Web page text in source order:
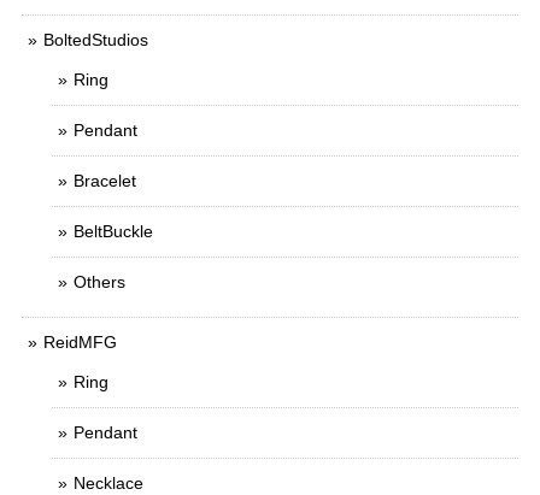
BoltedStudios
Ring
Pendant
Bracelet
BeltBuckle
Others
ReidMFG
Ring
Pendant
Necklace